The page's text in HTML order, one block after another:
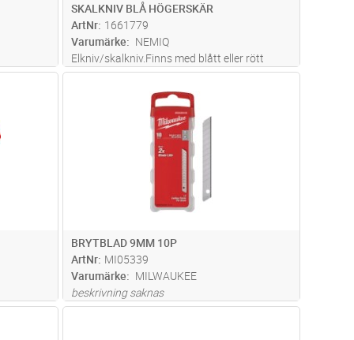
blad
SKALKNIV BLÅ HÖGERSKÄR
ArtNr 1661779
Varumärke
NEMIQ
Elkniv/skalkniv.Finns med blått eller rött
handtag, höger- eller vänsterslipad
hook.Hantag i plast, blad i rostfritt stål.Slida i
läder med hållare för bälte.Knivarna kan
levereras med eller utan sli ...läs mer
Lägg i kundvagn
BRYTBLAD 9MM 10P
ArtNr MI05339
Varumärke
MILWAUKEE
beskrivning saknas